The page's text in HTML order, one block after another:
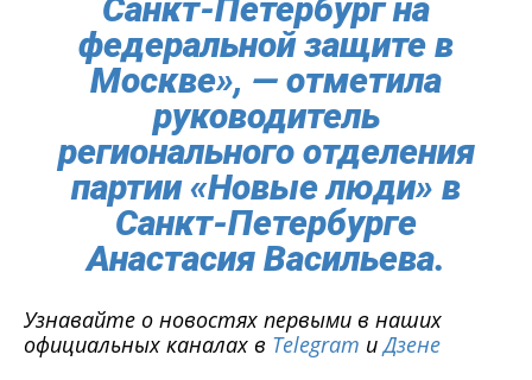
Санкт-Петербург на
федеральной защите в
Москве», — отметила
руководитель
регионального отделения
партии «Новые люди» в
Санкт-Петербурге
Анастасия Васильева.
Узнавайте о новостях первыми в наших
официальных каналах в Telegram иДзене